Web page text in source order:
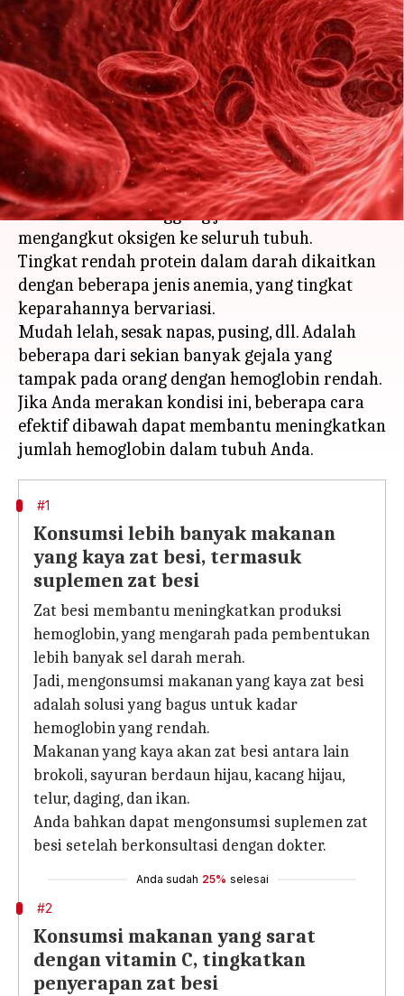
#HealthBytes: Kekurangan
hemoglobin? Berikut beberapa
cara untuk meningkatkannya
menulis Handoko Mar 17, 2023 01:16 pm
Apa ceritanya
Hemoglobin adalah protein yang mengandung
zat besi dan bertanggung jawab untuk
mengangkut oksigen ke seluruh tubuh.
Tingkat rendah protein dalam darah dikaitkan
dengan beberapa jenis anemia, yang tingkat
keparahannya bervariasi.
Mudah lelah, sesak napas, pusing, dll. Adalah
beberapa dari sekian banyak gejala yang
tampak pada orang dengan hemoglobin rendah.
Jika Anda merakan kondisi ini, beberapa cara
efektif dibawah dapat membantu meningkatkan
#1
Konsumsi lebih banyak makanan
yang kaya zat besi, termasuk
suplemen zat besi
Zat besi membantu meningkatkan produksi
hemoglobin, yang mengarah pada pembentukan
lebih banyak sel darah merah.
Jadi, mengonsumsi makanan yang kaya zat besi
adalah solusi yang bagus untuk kadar
hemoglobin yang rendah.
Makanan yang kaya akan zat besi antara lain
brokoli, sayuran berdaun hijau, kacang hijau,
telur, daging, dan ikan.
Anda bahkan dapat mengonsumsi suplemen zat
besi setelah berkonsultasi dengan dokter.
Anda sudah 25% selesai
#2
Konsumsi makanan yang sarat
dengan vitamin C, tingkatkan
penyerapan zat besi